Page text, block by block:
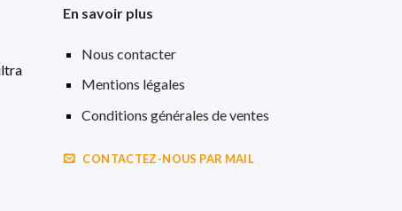
En savoir plus
Nous contacter
Mentions légales
Conditions générales de ventes
CONTACTEZ-NOUS PAR MAIL